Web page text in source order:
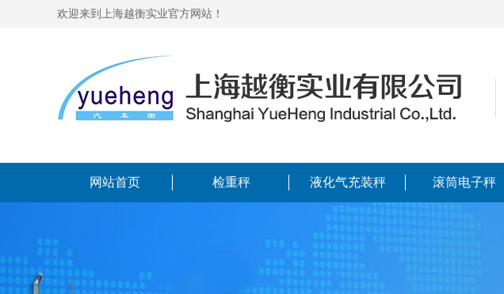
欢迎来到上海越衡实业官方网站！
网站首页 检重秤 液化气充装秤 滚筒电子秤